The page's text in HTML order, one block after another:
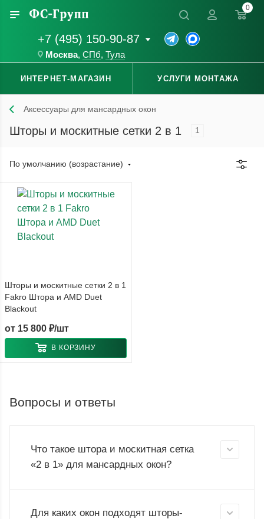
+7 (495) 150-90-87
Москва, СПб, Тула
0
ИНТЕРНЕТ-МАГАЗИН УСЛУГИ МОНТАЖА
Аксессуары для мансардных окон
Шторы и москитные сетки 2 в 1 1
По умолчанию (возрастание)
Шторы и москитные сетки 2 в 1
Fakro Штора и AMD Duet
Blackout
от 15 800 ₽/шт
В КОРЗИНУ
Вопросы и ответы
Что такое штора и москитная сетка
«2 в 1» для мансардных окон?
Для каких окон подходят шторы-